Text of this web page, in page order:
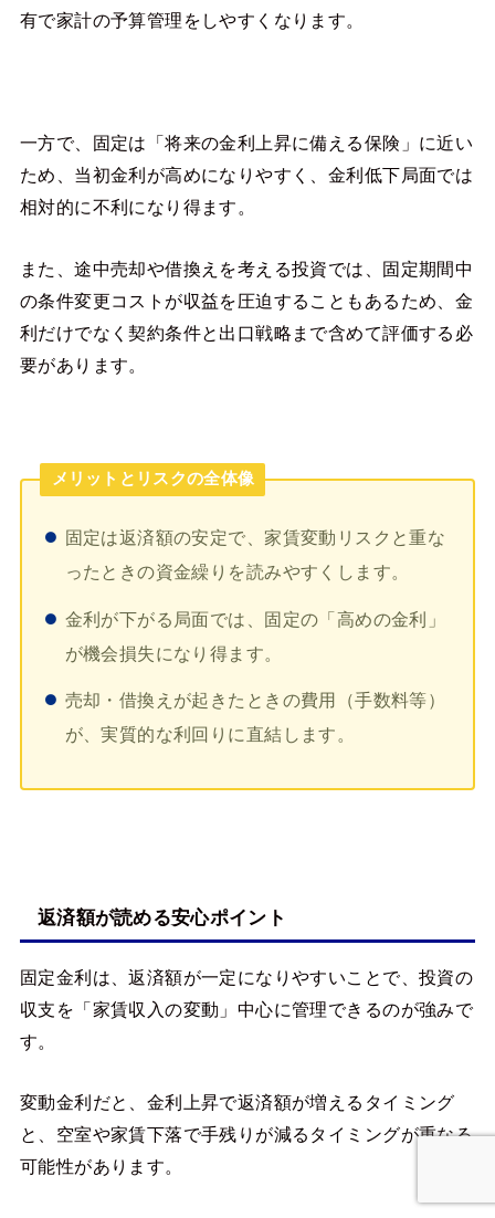
有で家計の予算管理をしやすくなります。
一方で、固定は「将来の金利上昇に備える保険」に近い
ため、当初金利が高めになりやすく、金利低下局面では
相対的に不利になり得ます。
また、途中売却や借換えを考える投資では、固定期間中
の条件変更コストが収益を圧迫することもあるため、金
利だけでなく契約条件と出口戦略まで含めて評価する必
要があります。
メリットとリスクの全体像
固定は返済額の安定で、家賃変動リスクと重な
ったときの資金繰りを読みやすくします。
金利が下がる局面では、固定の「高めの金利」
が機会損失になり得ます。
売却・借換えが起きたときの費用（手数料等）
が、実質的な利回りに直結します。
返済額が読める安心ポイント
固定金利は、返済額が一定になりやすいことで、投資の
収支を「家賃収入の変動」中心に管理できるのが強みで
す。
変動金利だと、金利上昇で返済額が増えるタイミング
と、空室や家賃下落で手残りが減るタイミングが重なる
可能性があります。